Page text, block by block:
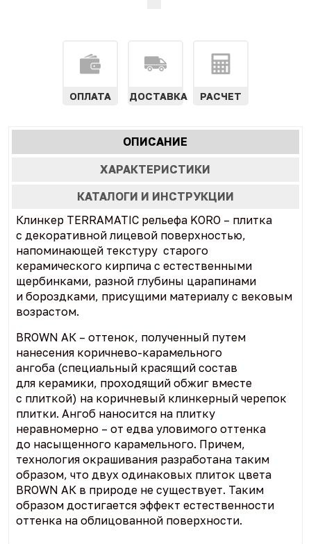
ОПЛАТА ДОСТАВКА РАСЧЕТ
Характеристики
табы
ОПИСАНИЕ
ВКЛАДКА)
ХАРАКТЕРИСТИКИ
КАТАЛОГИ И ИНСТРУКЦИИ
Клинкер TERRAMATIC рельефа KORO – плитка
с декоративной лицевой поверхностью,
напоминающей текстуру старого
керамического кирпича с естественными
щербинками, разной глубины царапинами
и бороздками, присущими материалу с вековым
возрастом.
BROWN AК – оттенок, полученный путем
нанесения коричнево-карамельного
ангоба (специальный красящий состав
для керамики, проходящий обжиг вместе
с плиткой) на коричневый клинкерный черепок
плитки. Ангоб наносится на плитку
неравномерно – от едва уловимого оттенка
до насыщенного карамельного. Причем,
технология окрашивания разработана таким
образом, что двух одинаковых плиток цвета
BROWN AК в природе не существует. Таким
образом достигается эффект естественности
оттенка на облицованной поверхности.